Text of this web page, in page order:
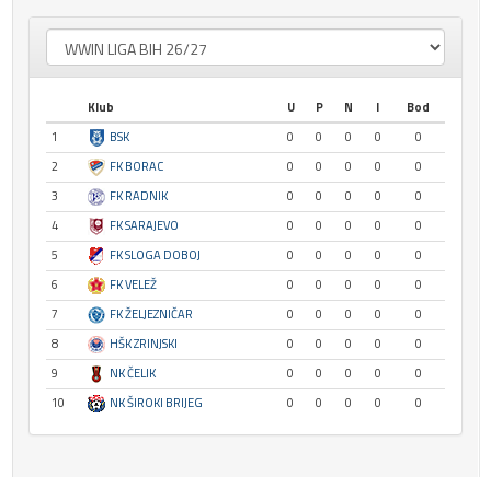
Klub U P N I
Bod
1
BSK 0 0 0 0
0
2
FK BORAC 0 0 0 0
0
3
FK RADNIK 0 0 0 0
0
4
FK SARAJEVO 0 0 0 0
0
5
FK SLOGA DOBOJ 0 0 0 0
0
6
FK VELEŽ 0 0 0 0
0
7
FK ŽELJEZNIČAR 0 0 0 0
0
8
HŠK ZRINJSKI 0 0 0 0
0
9
NK ČELIK 0 0 0 0
0
10
NK ŠIROKI BRIJEG 0 0 0 0 0